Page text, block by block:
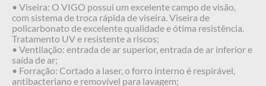
• Viseira: O VIGO possui um excelente campo de visão,
com sistema de troca rápida de viseira. Viseira de
policarbonato de excelente qualidade e ótima resistência.
Tratamento UV e resistente a riscos;
• Ventilação: entrada de ar superior, entrada de ar inferior e
saída de ar;
• Forração: Cortado a laser, o forro interno é respirável,
antibacteriano e removível para lavagem;